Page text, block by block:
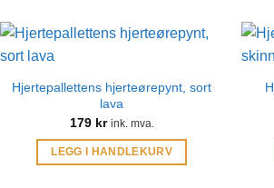
Hjertepallettens hjerteørepynt, sort
lava
179 kr ink. mva.
LEGG I HANDLEKURV